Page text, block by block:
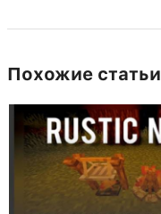
Похожие статьи